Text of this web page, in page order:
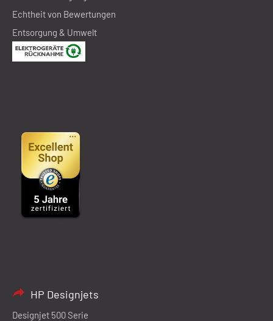
Echtheit von Bewertungen
Entsorgung & Umwelt
HP Designjets
Designjet 500 Serie